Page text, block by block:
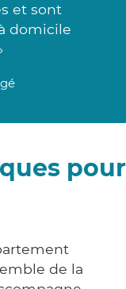
et sont
domicile
pour
de la